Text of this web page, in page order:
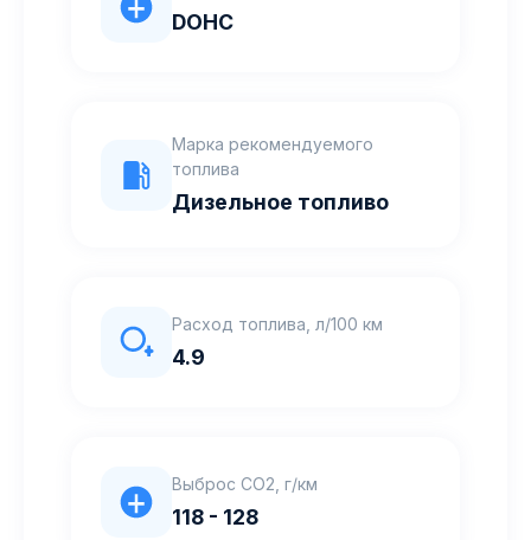
DOHC
Марка рекомендуемого
топлива
Дизельное топливо
Расход топлива, л/100 км
4.9
Выброс CO2, г/км
118 - 128